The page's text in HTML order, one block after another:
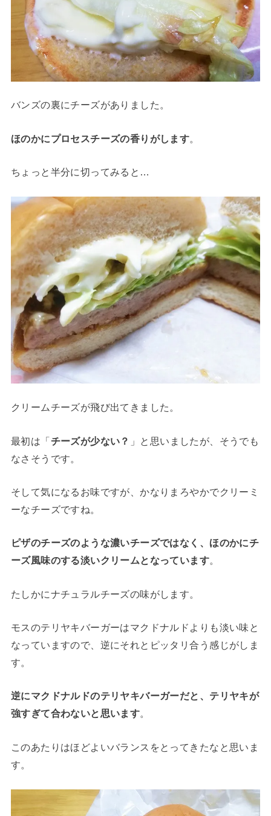
バンズの裏にチーズがありました。
ほのかにプロセスチーズの香りがします。
ちょっと半分に切ってみると…
クリームチーズが飛び出てきました。
最初は「チーズが少ない？ 」と思いましたが、そうでも
なさそうです。
そして気になるお味ですが、かなりまろやかでクリーミ
ーなチーズですね。
ピザのチーズのような濃いチーズではなく、ほのかにチ
ーズ風味のする淡いクリームとなっています。
たしかにナチュラルチーズの味がします。
モスのテリヤキバーガーはマクドナルドよりも淡い味と
なっていますので、逆にそれとピッタリ合う感じがしま
す。
逆にマクドナルドのテリヤキバーガーだと、テリヤキが
強すぎて合わないと思います。
このあたりはほどよいバランスをとってきたなと思いま
す。